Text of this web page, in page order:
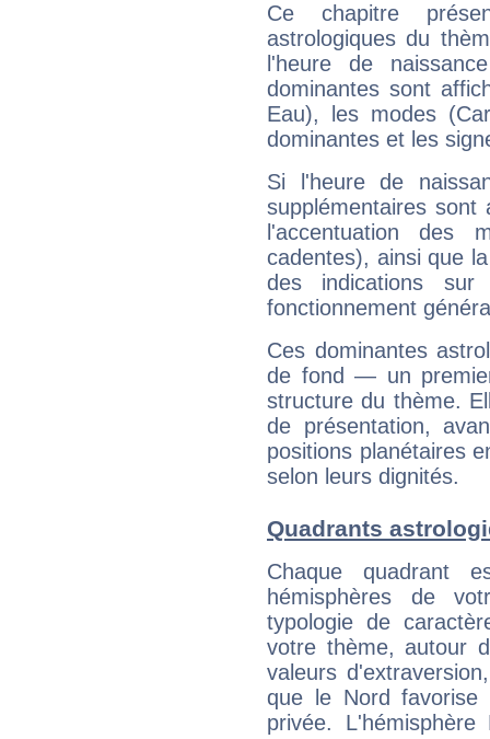
Ce chapitre
astrologiques du
l'heure de
dominantes sont
Eau), les modes
dominantes et les
Si l'heure de
supplémentaires sont
l'accentuation des
cadentes), ainsi que
des indications sur
fonctionnement
Ces dominantes
de fond — un
structure du thème.
de présentation,
positions planétaires
selon leurs dignités.
Quadrants
Chaque quadrant
hémisphères de
typologie de
votre thème, autour
valeurs
que le Nord favorise
privée.